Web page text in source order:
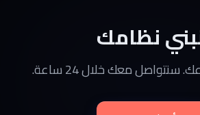
نظامك
معك خلال 24 ساعة.